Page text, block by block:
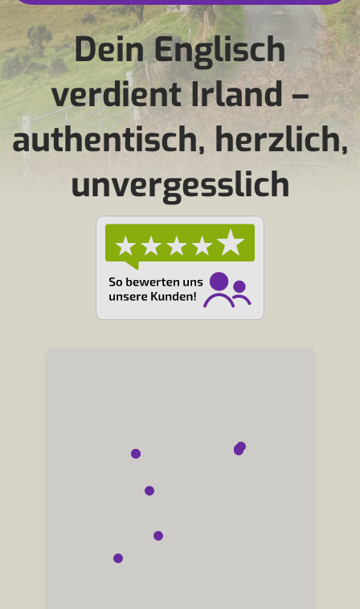
Dein Englisch
verdient Irland –
authentisch, herzlich,
unvergesslich